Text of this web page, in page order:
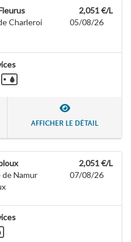
Charleroi
2,051 €/L
05/08/26
AFFICHER LE DÉTAIL
de Namur
2,051 €/L
07/08/26